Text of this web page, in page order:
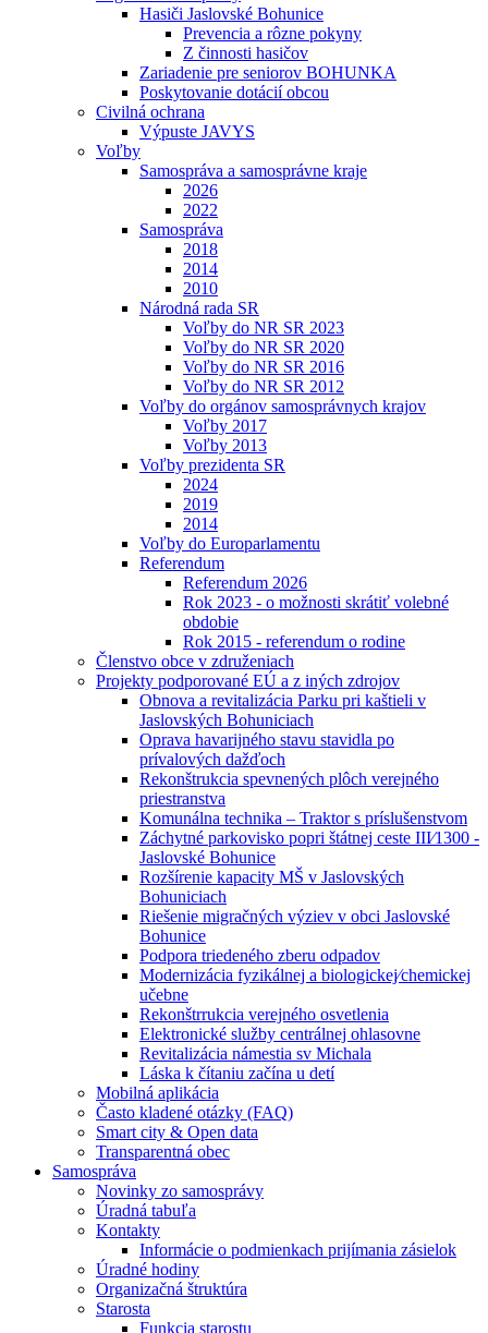
Hasiči Jaslovské Bohunice
Prevencia a rôzne pokyny
Z činnosti hasičov
Zariadenie pre seniorov BOHUNKA
Poskytovanie dotácií obcou
Civilná ochrana
Výpuste JAVYS
Voľby
Samospráva a samosprávne kraje
2026
2022
Samospráva
2018
2014
2010
Národná rada SR
Voľby do NR SR 2023
Voľby do NR SR 2020
Voľby do NR SR 2016
Voľby do NR SR 2012
Voľby do orgánov samosprávnych krajov
Voľby 2017
Voľby 2013
Voľby prezidenta SR
2024
2019
2014
Voľby do Europarlamentu
Referendum
Referendum 2026
Rok 2023 - o možnosti skrátiť volebné
obdobie
Rok 2015 - referendum o rodine
Členstvo obce v združeniach
Projekty podporované EÚ a z iných zdrojov
Obnova a revitalizácia Parku pri kaštieli v
Jaslovských Bohuniciach
Oprava havarijného stavu stavidla po
prívalových dažďoch
Rekonštrukcia spevnených plôch verejného
priestranstva
Komunálna technika – Traktor s príslušenstvom
Záchytné parkovisko popri štátnej ceste III⁄1300 -
Jaslovské Bohunice
Rozšírenie kapacity MŠ v Jaslovských
Bohuniciach
Riešenie migračných výziev v obci Jaslovské
Bohunice
Podpora triedeného zberu odpadov
Modernizácia fyzikálnej a biologickej⁄chemickej
učebne
Rekonštrrukcia verejného osvetlenia
Elektronické služby centrálnej ohlasovne
Revitalizácia námestia sv Michala
Láska k čítaniu začína u detí
Mobilná aplikácia
Často kladené otázky (FAQ)
Smart city & Open data
Transparentná obec
Samospráva
Novinky zo samosprávy
Úradná tabuľa
Kontakty
Informácie o podmienkach prijímania zásielok
Úradné hodiny
Organizačná štruktúra
Starosta
Funkcia starostu